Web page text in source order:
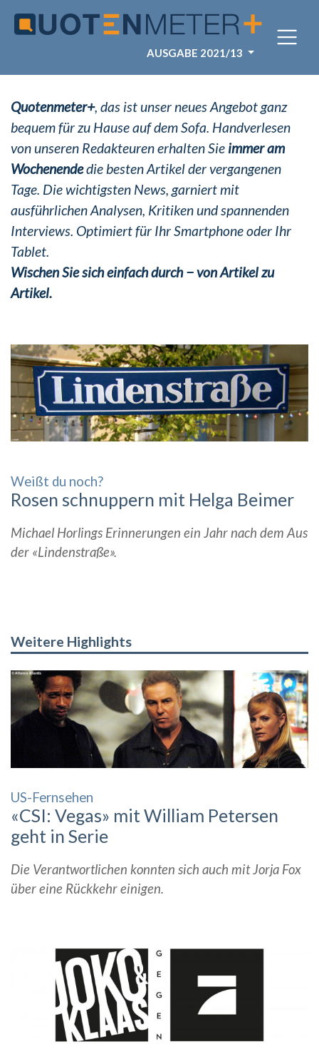
AUSGABE 2021/13
Quotenmeter+, das ist unser neues Angebot ganz
bequem für zu Hause auf dem Sofa. Handverlesen
von unseren Redakteuren erhalten Sie immer am
Wochenendedie besten Artikel der vergangenen
Tage. Die wichtigsten News, garniert mit
ausführlichen Analysen, Kritiken und spannenden
Interviews. Optimiert für Ihr Smartphone oder Ihr
Tablet.
Wischen Sie sich einfach durch − von Artikel zu
Artikel.
Weißt du noch?
Rosen schnuppern mit Helga Beimer
Michael Horlings Erinnerungen ein Jahr nach dem Aus
der «Lindenstraße».
Weitere Highlights
US-Fernsehen
«CSI: Vegas» mit William Petersen
geht in Serie
Die Verantwortlichen konnten sich auch mit Jorja Fox
über eine Rückkehr einigen.